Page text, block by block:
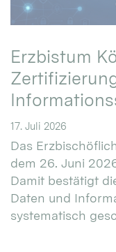
Erzbistum
17. Juli 2026
Das
dem 26. Juni
Damit bestätigt
Daten und
systematisch